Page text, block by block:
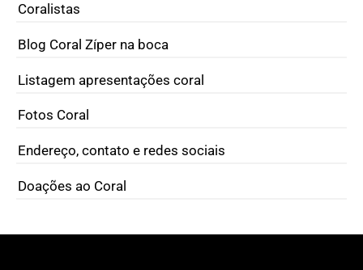
Coralistas
Blog Coral Zíper na boca
Listagem apresentações coral
Fotos Coral
Endereço, contato e redes sociais
Doações ao Coral